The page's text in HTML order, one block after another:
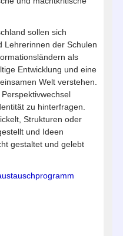
sollen sich
Lehrerinnen der Schulen
als
Entwicklung und eine
Welt verstehen.
zu hinterfragen.
Strukturen oder
und Ideen
gestaltet und gelebt